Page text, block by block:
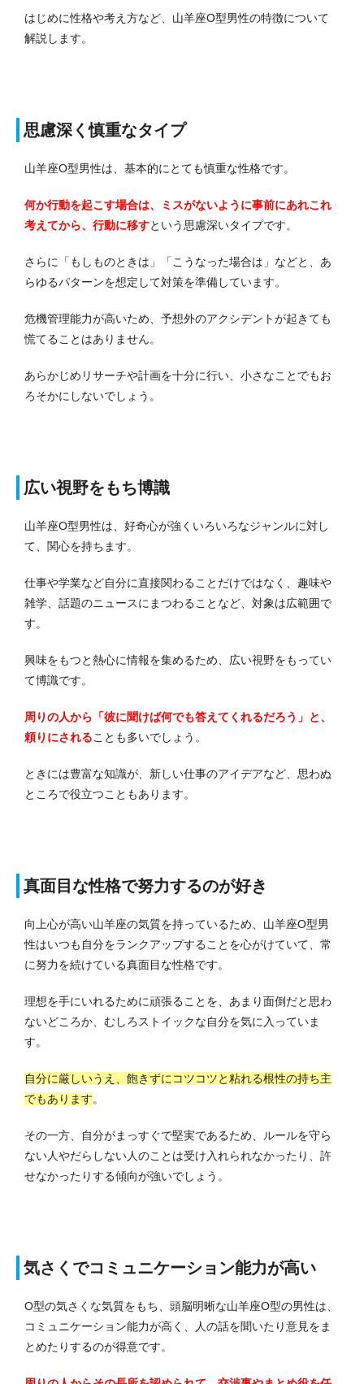
はじめに性格や考え方など、山羊座O型男性の特徴について
解説します。
思慮深く慎重なタイプ
山羊座O型男性は、基本的にとても慎重な性格です。
何か行動を起こす場合は、ミスがないように事前にあれこれ
考えてから、行動に移すという思慮深いタイプです。
さらに「もしものときは」「こうなった場合は」などと、あ
らゆるパターンを想定して対策を準備しています。
危機管理能力が高いため、予想外のアクシデントが起きても
慌てることはありません。
あらかじめリサーチや計画を十分に行い、小さなことでもお
ろそかにしないでしょう。
広い視野をもち博識
山羊座O型男性は、好奇心が強くいろいろなジャンルに対し
て、関心を持ちます。
仕事や学業など自分に直接関わることだけではなく、趣味や
雑学、話題のニュースにまつわることなど、対象は広範囲で
す。
興味をもつと熱心に情報を集めるため、広い視野をもってい
て博識です。
周りの人から「彼に聞けば何でも答えてくれるだろう」と、
頼りにされることも多いでしょう。
ときには豊富な知識が、新しい仕事のアイデアなど、思わぬ
ところで役立つこともあります。
真面目な性格で努力するのが好き
向上心が高い山羊座の気質を持っているため、山羊座O型男
性はいつも自分をランクアップすることを心がけていて、常
に努力を続けている真面目な性格です。
理想を手にいれるために頑張ることを、あまり面倒だと思わ
ないどころか、むしろストイックな自分を気に入っていま
す。
自分に厳しいうえ、飽きずにコツコツと粘れる根性の持ち主
でもあります。
その一方、自分がまっすぐで堅実であるため、ルールを守ら
ない人やだらしない人のことは受け入れられなかったり、許
せなかったりする傾向が強いでしょう。
気さくでコミュニケーション能力が高い
O型の気さくな気質をもち、頭脳明晰な山羊座O型の男性は、
コミュニケーション能力が高く、人の話を聞いたり意見をま
とめたりするのが得意です。